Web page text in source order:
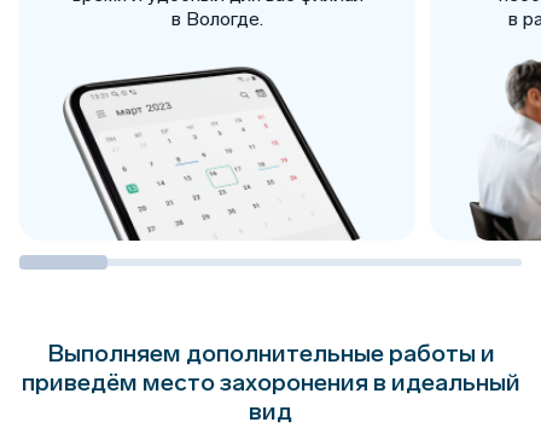
в Вологде.
в
Выполняем дополнительные работы и
приведём местозахоронения в идеальный
вид